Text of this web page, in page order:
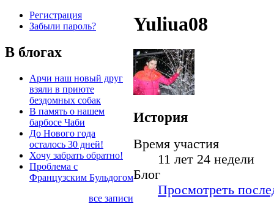
Регистрация
Забыли пароль?
В блогах
Арчи наш новый друг
взяли в приюте
бездомных собак
В память о нашем
барбосе Чаби
До Нового года
осталось 30 дней!
Хочу забрать обратно!
Проблема с
Французским Бульдогом
все записи
Yuliua08
История
Время участия
11 лет 24 недели
Блог
Просмотреть